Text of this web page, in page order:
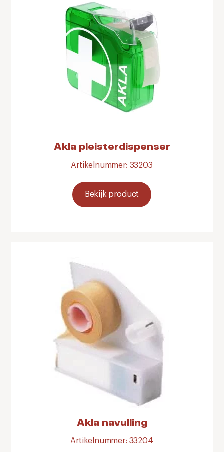
Akla pleisterdispenser
Artikelnummer: 33203
Bekijk product
Akla navulling
Artikelnummer: 33204